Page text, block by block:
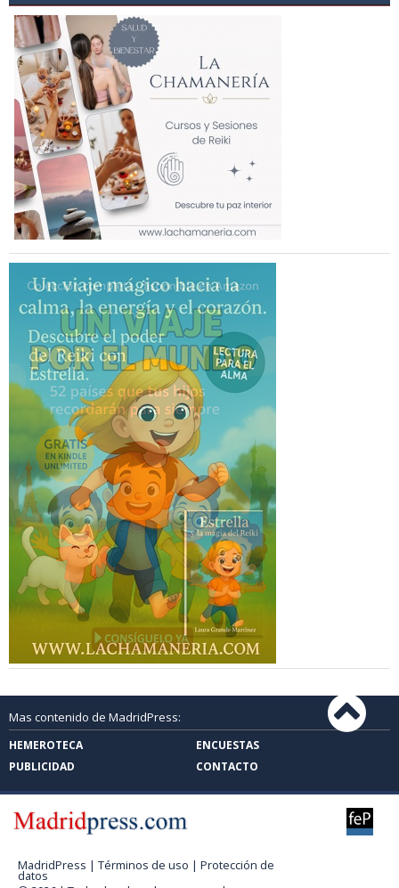
Mas contenido de MadridPress:
HEMEROTECA
ENCUESTAS
PUBLICIDAD
CONTACTO
MadridPress | Términos de uso | Protección de
datos